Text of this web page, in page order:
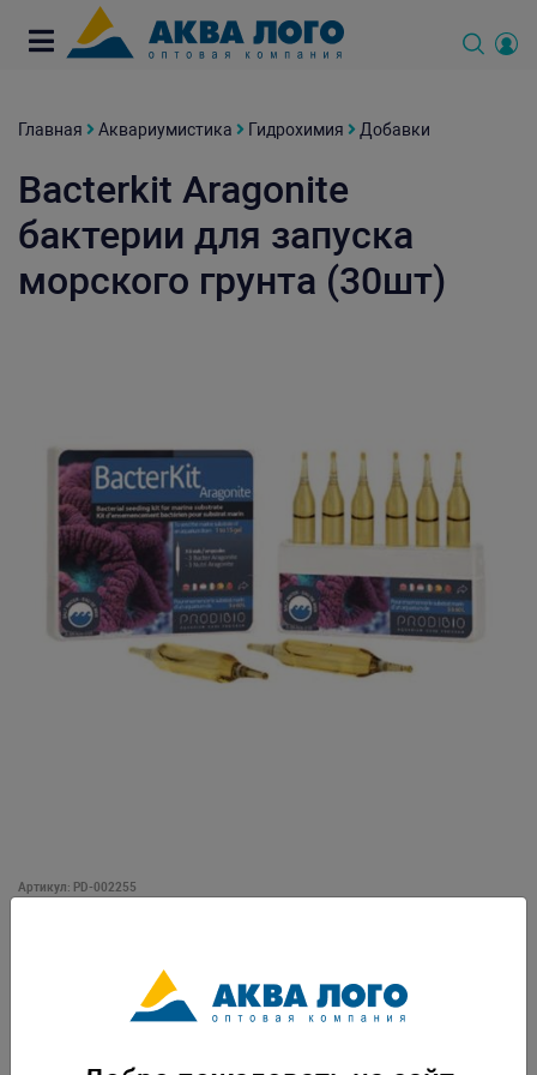
Главная Аквариумистика Гидрохимия Добавки
Bacterkit Aragonite
бактерии для запуска
морского грунта (30шт)
Артикул: PD-002255
аквариуме. 2. Nutri Aragonite, это необходимые микроэлементы для
быстрого и правильного роста бактериальных колоний. Тщательно
отобранные бактерии помогут установить оптимальную
образование биопленки ограничивает возможности развития условно-